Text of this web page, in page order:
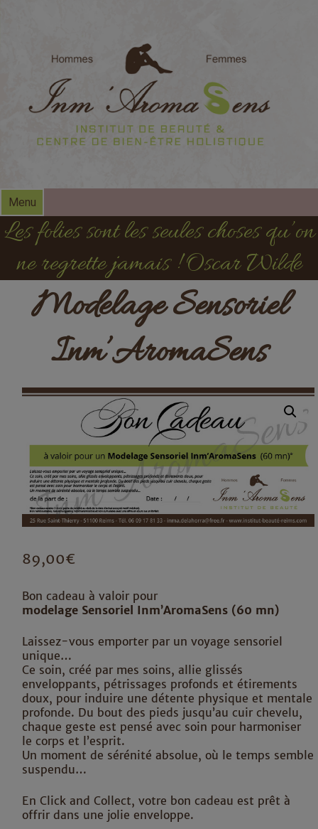
Menu
Les folies sont les seules choses qu’on
ne regrette jamais ! Oscar Wilde
Modelage Sensoriel
Inm’AromaSens
89,00€
Bon cadeau à valoir pour
modelage Sensoriel Inm’AromaSens (60 mn)
Laissez-vous emporter par un voyage sensoriel
unique…
Ce soin, créé par mes soins, allie glissés
enveloppants, pétrissages profonds et étirements
doux, pour induire une détente physique et mentale
profonde. Du bout des pieds jusqu’au cuir chevelu,
chaque geste est pensé avec soin pour harmoniser
le corps et l’esprit.
Un moment de sérénité absolue, où le temps semble
suspendu…
En Click and Collect, votre bon cadeau est prêt à
offrir dans une jolie enveloppe.